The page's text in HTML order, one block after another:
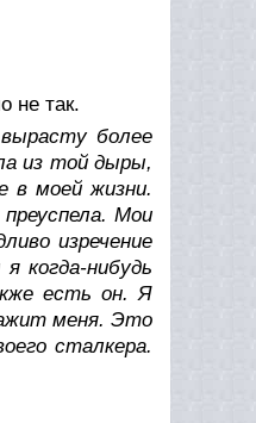
не так.
более
из той дыры,
в моей жизни.
Мои
изречение
когда-нибудь
есть он. Я
меня. Это
сталкера.